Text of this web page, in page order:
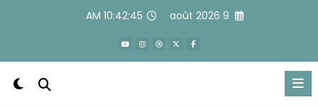
9 août 2026
10:42:45 AM